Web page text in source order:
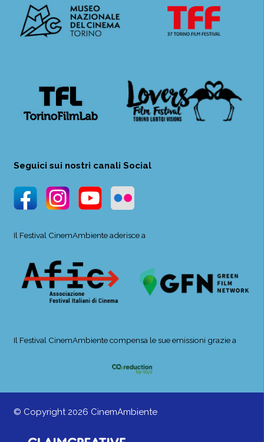
Seguici sui nostri canali Social
Il Festival CinemAmbiente aderisce a
Il Festival CinemAmbiente compensa le sue emissioni grazie a
© Copyright 2026 CinemAmbiente